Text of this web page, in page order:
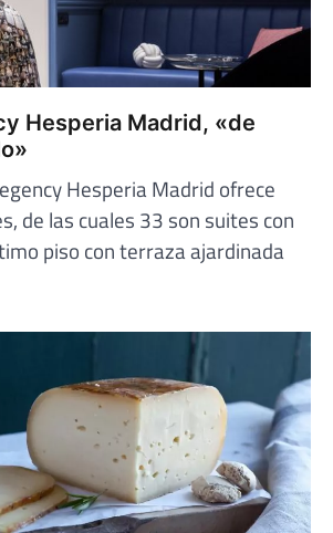
Hesperia Madrid, «de
Hesperia Madrid ofrece
de las cuales 33 son suites con
piso con terraza ajardinada